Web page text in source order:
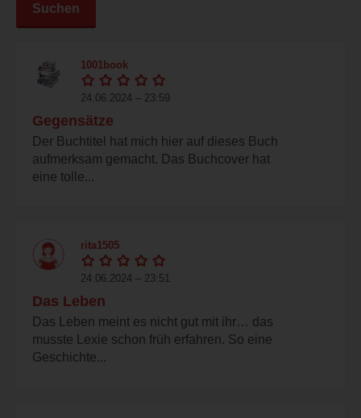
Suchen
1001book
24.06.2024 – 23:59
Gegensätze
Der Buchtitel hat mich hier auf dieses Buch
aufmerksam gemacht. Das Buchcover hat
eine tolle...
rita1505
24.06.2024 – 23:51
Das Leben
Das Leben meint es nicht gut mit ihr… das
musste Lexie schon früh erfahren. So eine
Geschichte...